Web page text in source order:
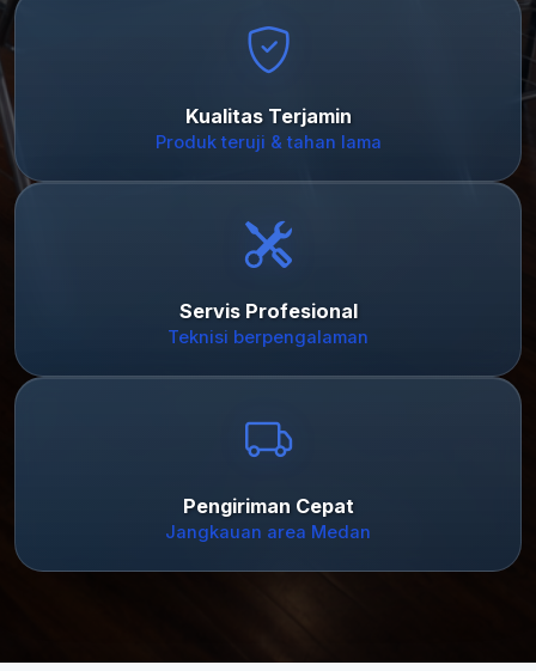
Kualitas Terjamin
Produk teruji & tahan lama
Servis Profesional
Teknisi berpengalaman
Pengiriman Cepat
Jangkauan area Medan